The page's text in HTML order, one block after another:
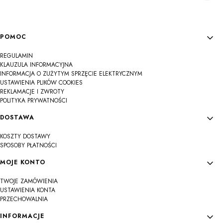
Linki w stopce
POMOC
REGULAMIN
KLAUZULA INFORMACYJNA
INFORMACJA O ZUŻYTYM SPRZĘCIE ELEKTRYCZNYM
USTAWIENIA PLIKÓW COOKIES
REKLAMACJE I ZWROTY
POLITYKA PRYWATNOŚCI
DOSTAWA
KOSZTY DOSTAWY
SPOSOBY PŁATNOŚCI
MOJE KONTO
TWOJE ZAMÓWIENIA
USTAWIENIA KONTA
PRZECHOWALNIA
INFORMACJE